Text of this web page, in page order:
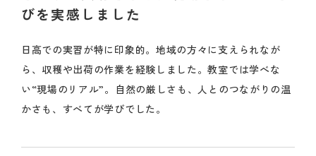
びを実感しました
日高での実習が特に印象的。地域の方々に支えられなが
ら、収穫や出荷の作業を経験しました。教室では学べな
い“現場のリアル”。自然の厳しさも、人とのつながりの温
かさも、すべてが学びでした。